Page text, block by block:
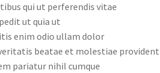
qui ut perferendis vitae
ut quia ut
enim odio ullam dolor
beatae et molestiae
pariatur nihil cumque